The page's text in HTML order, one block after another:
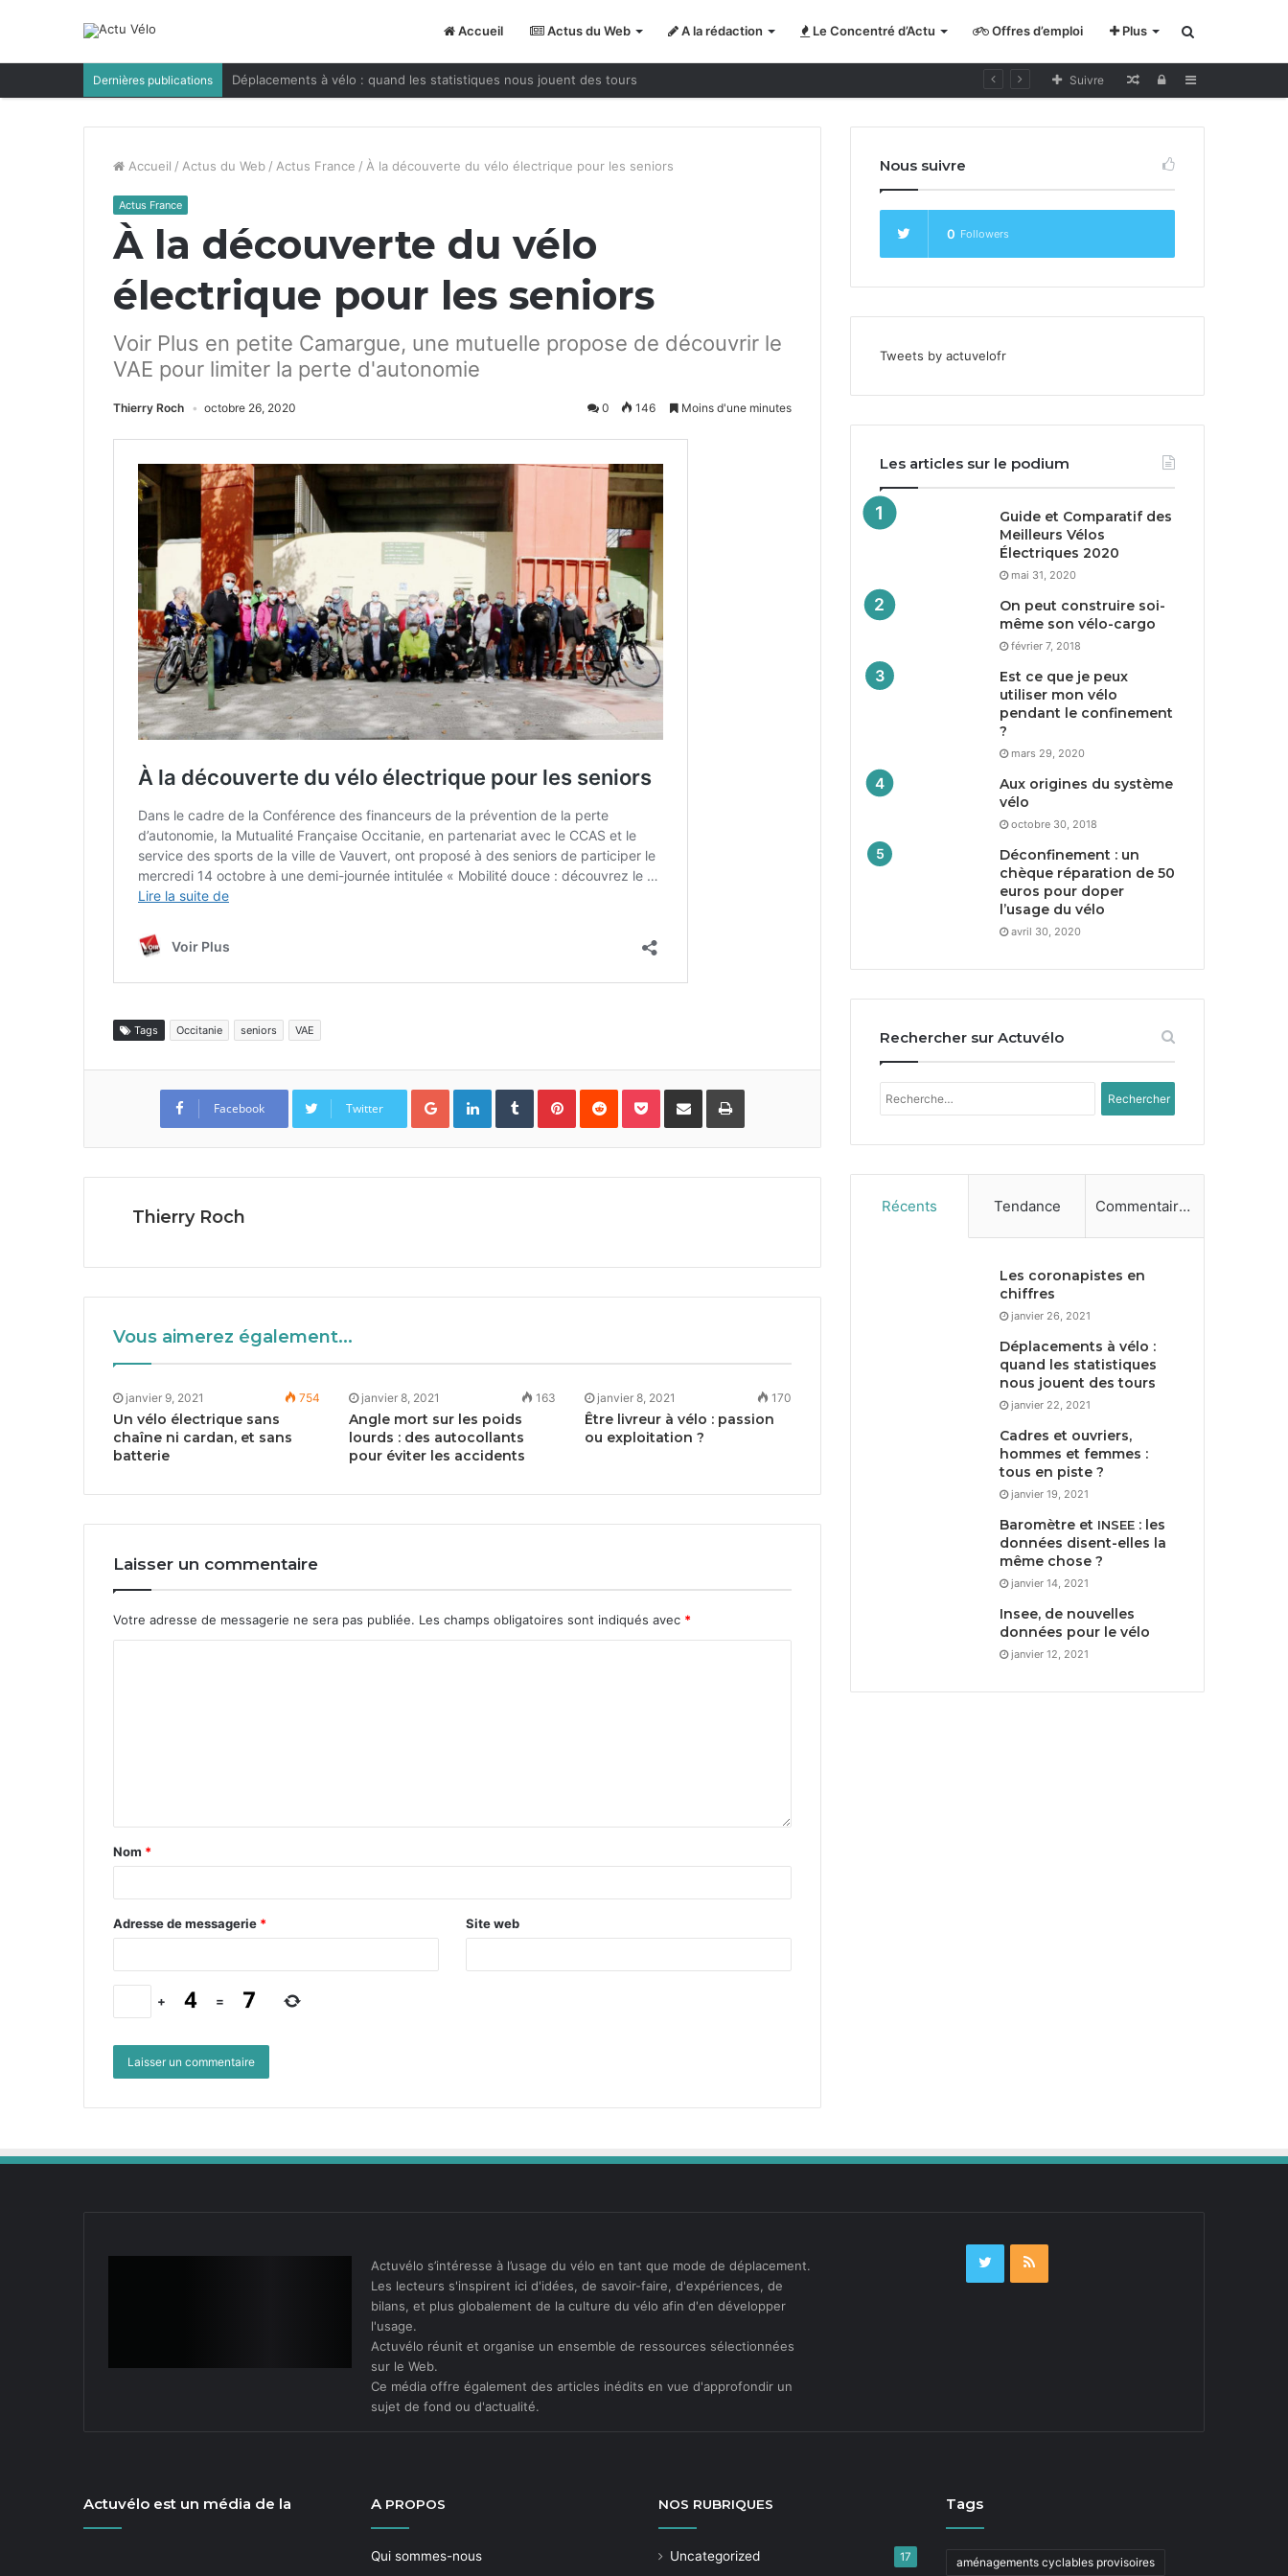
Accueil Actus du Web A la rédaction Le Concentré d’Actu Offres d’emploi Plus
Dernières publications Déplacements à vélo : quand les statistiques nous jouent des tours Sidebar
Se
Lecture
Suivre
Accueil / Actus du Web / Actus France / À la découverte du vélo électrique pour les seniors
Actus France
À la découverte du vélo
électrique pour les seniors
Voir Plus en petite Camargue, une mutuelle propose de découvrir le
VAE pour limiter la perte d'autonomie
Thierry Roch octobre 26, 2020 0 146 Moins d'une minutes
Tags Occitanie seniors VAE
Facebook Twitter
Google+LinkedInTumblr PinterestReddit Pocket Partager par courriel
Thierry Roch
Vous aimerez également...
janvier 9, 2021 754
Un vélo électrique sans
chaîne ni cardan, et sans
batterie
janvier 8, 2021 163
Angle mort sur les poids
lourds : des autocollants
pour éviter les accidents
janvier 8, 2021 170
Être livreur à vélo : passion
ou exploitation ?
Laisser un commentaire
Votre adresse de messagerie ne sera pas publiée. Les champs obligatoires sont indiqués avec *
Nom *
Adresse de messagerie * Site web
+ =
Nous suivre
0 Followers
Tweets by actuvelofr
Les articles sur le podium
Guide et Comparatif des
Meilleurs Vélos
Électriques2020
mai 31, 2020
On peut construire soi-
même son vélo-cargo
février 7, 2018
Est ce que je peux
utiliser mon vélo
pendant le confinement
?
mars 29, 2020
Aux origines du système
vélo
octobre 30, 2018
Déconfinement : un
chèque réparation de50
euros pour doper
l’usage du vélo
avril 30, 2020
Rechercher sur Actuvélo
Rechercher :
Récents Tendance Commentaires
Les coronapistes en
chiffres
janvier 26, 2021
Déplacements à vélo :
quand les statistiques
nous jouent des tours
janvier 22, 2021
Cadres et ouvriers,
hommes et femmes :
tous en piste ?
janvier 19, 2021
Baromètre et INSEE : les
données disent-elles la
même chose ?
janvier 14, 2021
Insee, de nouvelles
données pour le vélo
janvier 12, 2021
Actuvélo s’intéresse à l’usage du vélo en tant que mode de déplacement.
Les lecteurs s'inspirent ici d'idées, de savoir-faire, d'expériences, de
bilans, et plus globalement de la culture du vélo afin d'en développer
l'usage.
Actuvélo réunit et organise un ensemble de ressources sélectionnées
sur le Web.
Ce média offre également des articles inédits en vue d'approfondir un
sujet de fond ou d'actualité.
Actuvélo est un média de la A PROPOS
Qui sommes-nous
NOS RUBRIQUES
Uncategorized 17
Tags
aménagements cyclables provisoires